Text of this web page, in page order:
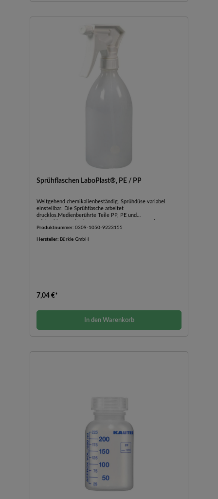
Sprühflaschen LaboPlast®, PE / PP
Weitgehend chemikalienbeständig. Sprühdüse variabel
einstellbar. Die Sprühflasche arbeitet
drucklos.Medienberührte Teile PP, PE und
verstellbarSprühmenge pro Hub: 1,2 ml ± 0,1
Produktnummer: 0309-1050-9223155
Hersteller: Bürkle GmbH
7,04 €*
In den Warenkorb